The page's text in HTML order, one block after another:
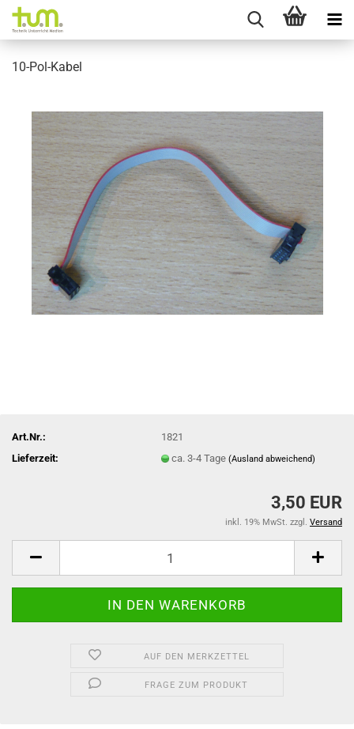
10-Pol-Kabel
Art.Nr.:
1821
Lieferzeit:
ca. 3-4 Tage(Ausland abweichend)
3,50 EUR
inkl. 19% MwSt. zzgl. Versand
AUF DEN MERKZETTEL
FRAGE ZUM PRODUKT